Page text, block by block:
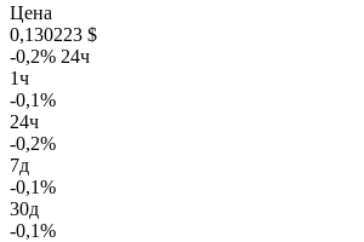
Цена
0,130223 $
-0,2% 24ч
1ч
-0,1%
24ч
-0,2%
7д
-0,1%
30д
-0,1%